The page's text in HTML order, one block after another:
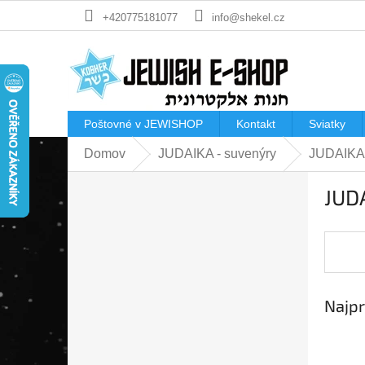
+420775181077 info@shekel.cz
Poštovné v JEWISHOP Kontakt Sviatky
Domov JUDAIKA - suvenýry